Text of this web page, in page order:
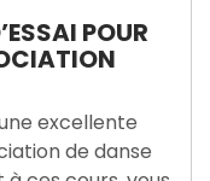
POUR
excellente
de danse